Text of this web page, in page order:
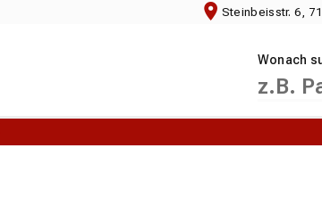
Steinbeisstr. 6,
Wonach